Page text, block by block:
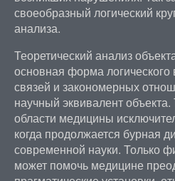
своеобразный логический
анализа.
Теоретический анализ
основная форма логического
связей и закономерных
научный эквивалент
области медицины
когда продолжается бурная
современной науки. Только
может помочь медицине